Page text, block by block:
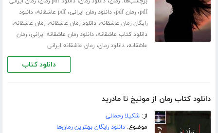
pdf،رمان pdf ،دانلود رمان ایرانی،pdf عاشقانه ،دانلود
رایگان رمان عاشقانه،دانلود رمان عاشقانه،رمان عاشقانه،
دانلود کتاب عاشقانه،دانلود رمان عاشقانه ایرانی،رمان
عاشقانه،دانلود رمان،رمان عاشقانه ایرانی
دانلود کتاب
دانلود کتاب رمان از مونیخ تا مادرید
از:شکیلا رحمانی
موضوع:دانلود رایگان بهترین رمان‌ها